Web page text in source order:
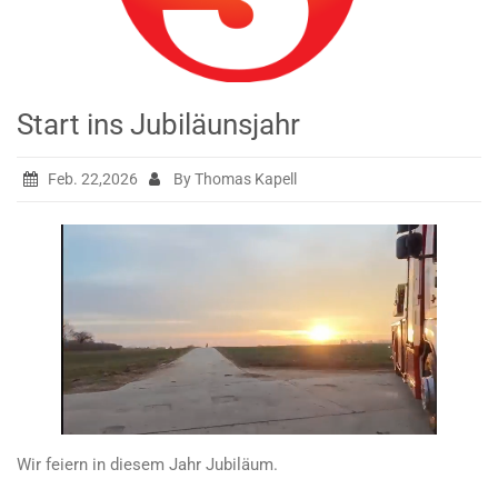
Start ins Jubiläunsjahr
Feb. 22,2026 By Thomas Kapell
Wir feiern in diesem Jahr Jubiläum.